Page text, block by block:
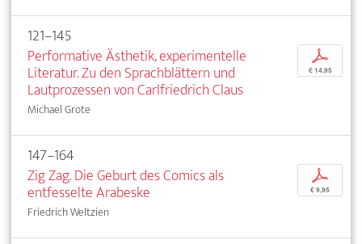
121–145
Performative Ästhetik, experimentelle
Literatur. Zu den Sprachblättern und
Lautprozessen von Carlfriedrich Claus
Michael Grote
p
€ 14,95
147–164
Zig Zag. Die Geburt des Comics als
entfesselte Arabeske
Friedrich Weltzien
p
€ 9,95